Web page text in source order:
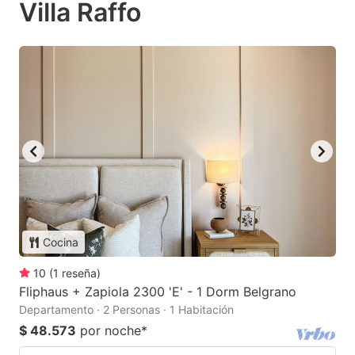
Villa Raffo
Cocina
10 (1 reseña)
Fliphaus + Zapiola 2300 'E' - 1 Dorm Belgrano
Departamento · 2 Personas · 1 Habitación
$ 48.573 por noche*